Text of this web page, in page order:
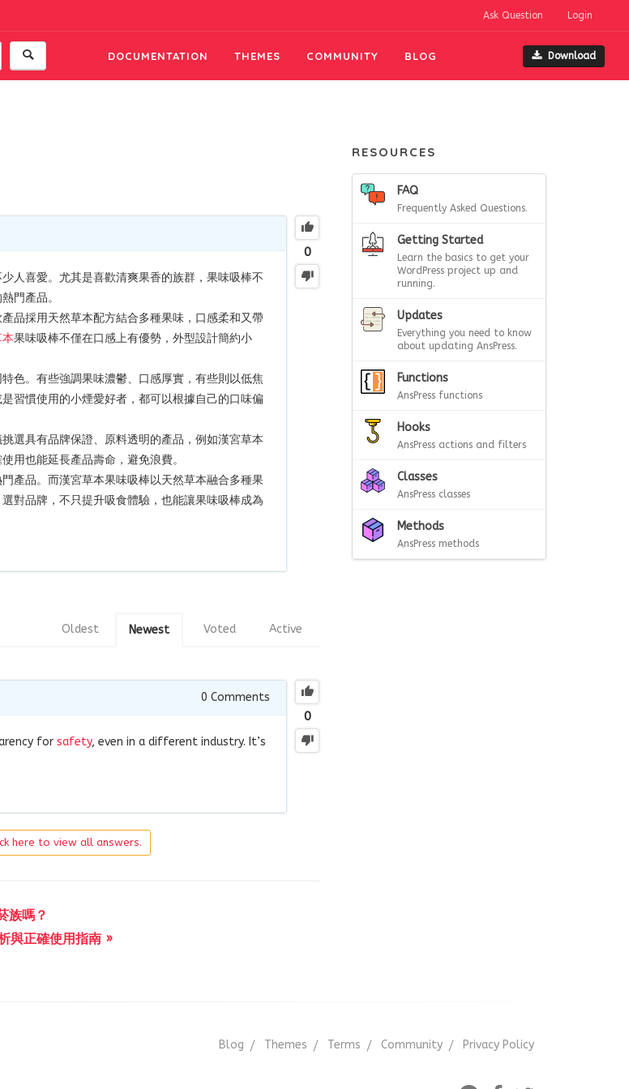
Ask Question Login
DOCUMENTATION THEMES COMMUNITY BLOG Download
0
人喜愛。尤其是喜歡清爽果香的族群，果味吸棒不
門產品。
品採用天然草本配方結合多種果味，口感柔和又帶
果味吸棒不僅在口感上有優勢，外型設計簡約小
色。有些強調果味濃鬱、口感厚實，有些則以低焦
習慣使用的小煙愛好者，都可以根據自己的口味偏
選具有品牌保證、原料透明的產品，例如漢宮草本
用也能延長產品壽命，避免浪費。
產品。而漢宮草本果味吸棒以天然草本融合多種果
對品牌，不只提升吸食體驗，也能讓果味吸棒成為
Active
Voted
Newest
Oldest
0
0 Comments
for safety, even in a different industry. It’s
here to view all answers.
族嗎？
與正確使用指南 »
RESOURCES
FAQ
Frequently Asked Questions.
Getting Started
Learn the basics to get your
WordPress project up and
running.
Updates
Everything you need to know
about updating AnsPress.
Functions
AnsPress functions
Hooks
AnsPress actions and filters
Classes
AnsPress classes
Methods
AnsPress methods
Blog Themes Terms Community Privacy Policy